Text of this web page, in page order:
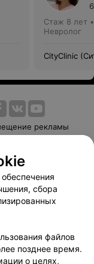
Стаж 8 лет
Невролог
CityClinic
рекламы
оплаты
сбора
файлов
позднее время.
о целях,